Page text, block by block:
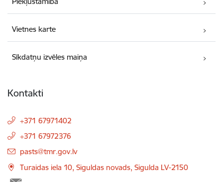
Vietnes karte
Sīkdatņu izvēles maiņa
Kontakti
+371 67971402
+371 67972376
E-pasts:
pasts@tmr.gov.lv
Turaidas iela 10, Siguldas novads, Sigulda LV-2150